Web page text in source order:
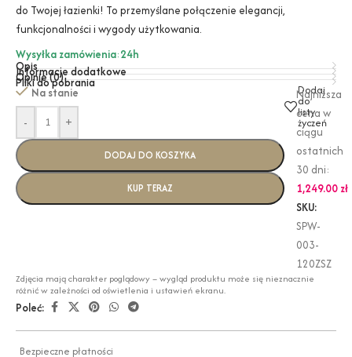
do Twojej łazienki! To przemyślane połączenie elegancji,
funkcjonalności i wygody użytkowania.
Wysyłka zamówienia:24h
Opis
Informacje dodatkowe
Opinie (0)
Pliki do pobrania
Na stanie
-
+
DODAJ DO KOSZYKA
KUP TERAZ
Dodaj
do
listy
życzeń
Najniższa
cena w
ciągu
ostatnich
30 dni:
1,249.00 zł
SKU:
SPW-
003-
120ZSZ
Zdjęcia mają charakter poglądowy – wygląd produktu może się nieznacznie
różnić w zależności od oświetlenia i ustawień ekranu.
Poleć:
Bezpieczne płatności